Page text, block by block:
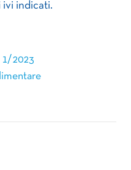
indicati.
1/2023